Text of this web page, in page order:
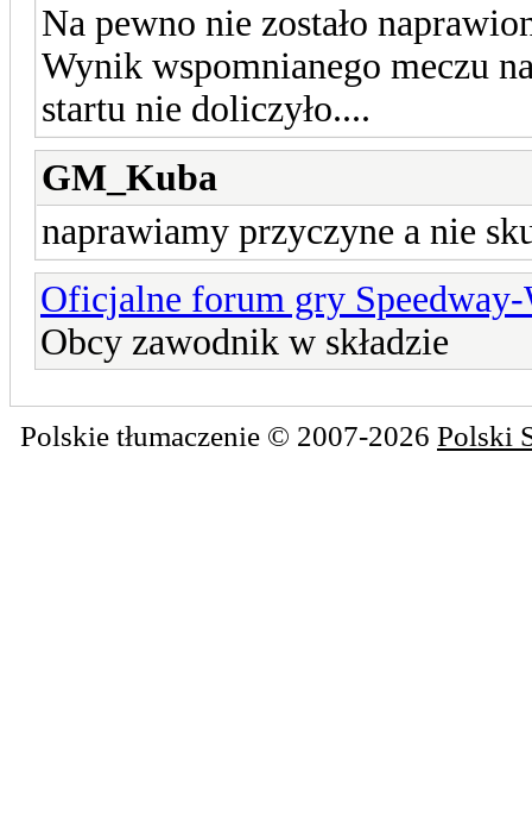
Na pewno nie zostało
Wynik wspomnianego meczu
startu nie doliczyło....
GM_Kuba
naprawiamy przyczyne a nie
Oficjalne forum gry
Obcy zawodnik w składzie
Polskie tłumaczenie © 2007-2026 Polski